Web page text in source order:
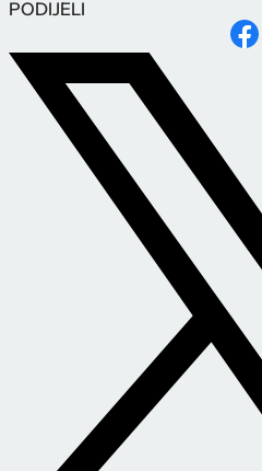
PODIJELI